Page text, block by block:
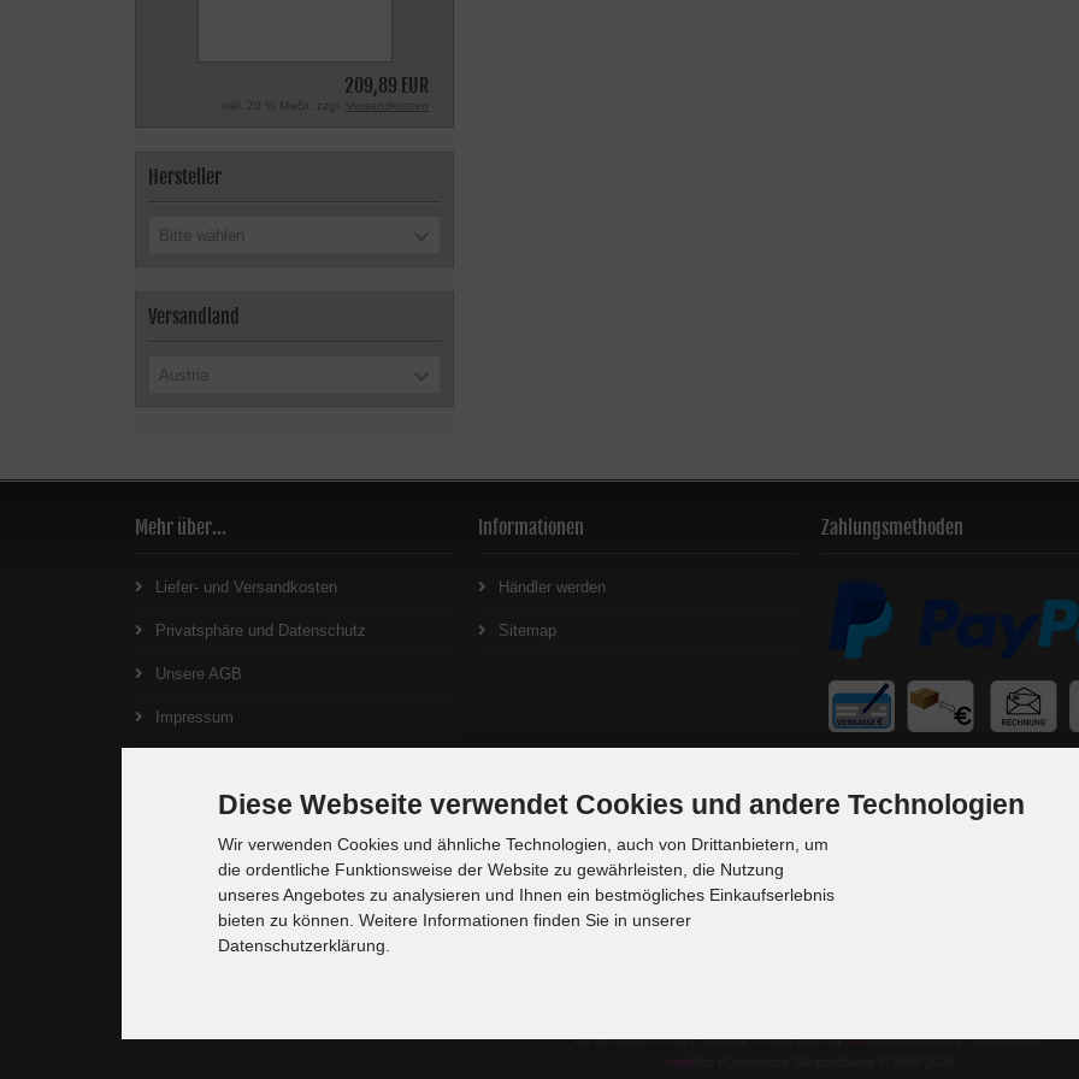
209,89 EUR
inkl. 20 % MwSt. zzgl. Versandkosten
Hersteller
Bitte wählen
Versandland
Austria
Mehr über...
Liefer- und Versandkosten
Privatsphäre und Datenschutz
Unsere AGB
Impressum
Widerrufsrecht
Lieferzeit
Vertrag widerrufen
Informationen
Händler werden
Sitemap
Zahlungsmethoden
DS MOTION © 2026 | Template © 2009-2026 bymodified eCommerce Shopsoftware
mod
Diese Webseite verwendet Cookies und andere Technologien
Wir verwenden Cookies und ähnliche Technologien, auch von Drittanbietern, um
die ordentliche Funktionsweise der Website zu gewährleisten, die Nutzung
unseres Angebotes zu analysieren und Ihnen ein bestmögliches Einkaufserlebnis
bieten zu können. Weitere Informationen finden Sie in unserer
Datenschutzerklärung.